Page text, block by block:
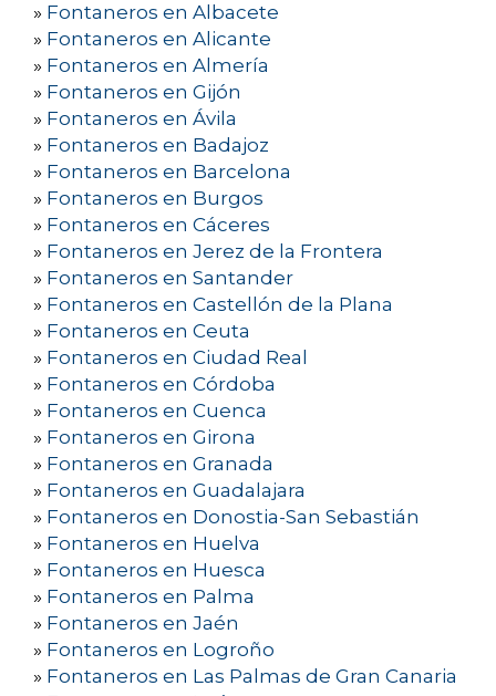
» Fontaneros en Albacete
» Fontaneros en Alicante
» Fontaneros en Almería
» Fontaneros en Gijón
» Fontaneros en Ávila
» Fontaneros en Badajoz
» Fontaneros en Barcelona
» Fontaneros en Burgos
» Fontaneros en Cáceres
» Fontaneros en Jerez de la Frontera
» Fontaneros en Santander
» Fontaneros en Castellón de la Plana
» Fontaneros en Ceuta
» Fontaneros en Ciudad Real
» Fontaneros en Córdoba
» Fontaneros en Cuenca
» Fontaneros en Girona
» Fontaneros en Granada
» Fontaneros en Guadalajara
» Fontaneros en Donostia-San Sebastián
» Fontaneros en Huelva
» Fontaneros en Huesca
» Fontaneros en Palma
» Fontaneros en Jaén
» Fontaneros en Logroño
» Fontaneros en Las Palmas de Gran Canaria